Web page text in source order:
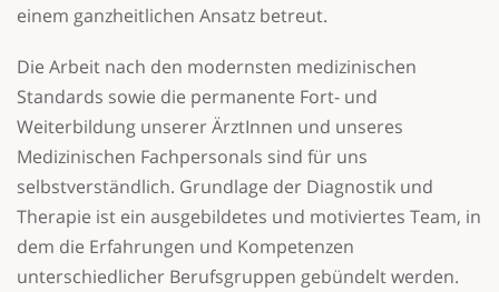
einem ganzheitlichen Ansatz betreut.
Die Arbeit nach den modernsten medizinischen
Standards sowie die permanente Fort- und
Weiterbildung unserer ÄrztInnen und unseres
Medizinischen Fachpersonals sind für uns
selbstverständlich. Grundlage der Diagnostik und
Therapie ist ein ausgebildetes und motiviertes Team, in
dem die Erfahrungen und Kompetenzen
unterschiedlicher Berufsgruppen gebündelt werden.